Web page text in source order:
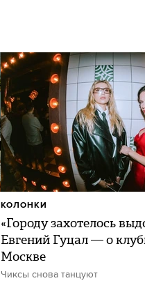
«Городу захотелось
Евгений Гуцал — о
Москве
Чиксы снова танцуют
КОЛОНКИ